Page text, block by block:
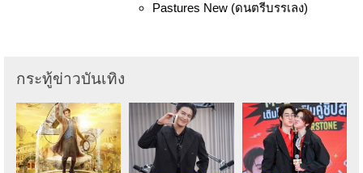
Pastures New (ดนตรีบรรเลง)
กระทู้ข่าวบันเทิง